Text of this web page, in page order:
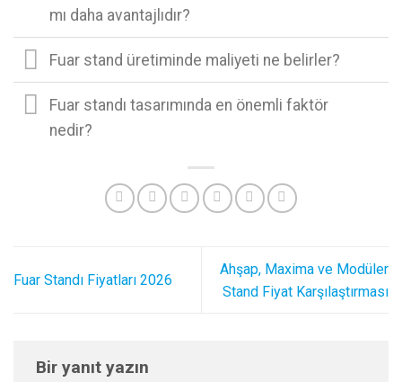
mı daha avantajlıdır?
Fuar stand üretiminde maliyeti ne belirler?
Fuar standı tasarımında en önemli faktör
nedir?
Fuar Standı Fiyatları 2026
Ahşap, Maxima ve Modüler
Stand Fiyat Karşılaştırması
Bir yanıt yazın